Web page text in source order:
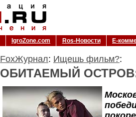
IgroZone.com Ros-Новости
Е-
FoxЖурнал: Ищешь фильм?:
ОБИТАЕМЫЙ